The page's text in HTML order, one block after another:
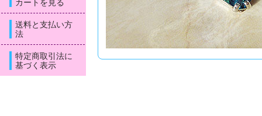
カートを見る
送料と支払い方
法
特定商取引法に
基づく表示